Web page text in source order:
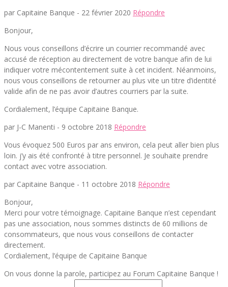
par Capitaine Banque - 22 février 2020 Répondre
Bonjour,
Nous vous conseillons d’écrire un courrier recommandé avec
accusé de réception au directement de votre banque afin de lui
indiquer votre mécontentement suite à cet incident. Néanmoins,
nous vous conseillons de retourner au plus vite un titre d’identité
valide afin de ne pas avoir d’autres courriers par la suite.
Cordialement, l’équipe Capitaine Banque.
par J-C Manenti - 9 octobre 2018 Répondre
Vous évoquez 500 Euros par ans environ, cela peut aller bien plus
loin. j’y ais été confronté à titre personnel. Je souhaite prendre
contact avec votre association.
par Capitaine Banque - 11 octobre 2018 Répondre
Bonjour,
Merci pour votre témoignage. Capitaine Banque n’est cependant
pas une association, nous sommes distincts de 60 millions de
consommateurs, que nous vous conseillons de contacter
directement.
Cordialement, l’équipe de Capitaine Banque
On vous donne la parole, participez au Forum Capitaine Banque !